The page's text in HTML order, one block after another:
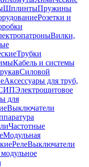
ШплинтыПружины
Розетки и
Вилки,
Трубки
Кабель и системы
Силовой
Аксессуары для труб,
Электрощитовое
для
Выключатели
Частотные
Модульная
РелеВыключатели